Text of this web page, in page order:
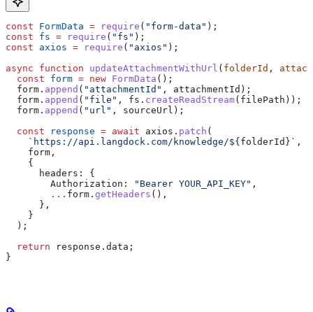
const FormData = require ( "form-data" );
const fs = require ( "fs" );
const axios = require ( "axios" );
async function updateAttachmentWithUrl ( folderId ,
  const
form = new FormData ();
  form
. append ( "attachmentId" , attachmentId );
  form
. append ( "file" , fs . createReadStream( filePath ));
  form
. append ( "url" , sourceUrl );
  const
response = await axios . patch (
    `https://api.langdock.com/knowledge/
${ folderId } ` ,
    form
,
    {
      headers:
{
        Authorization:
"Bearer YOUR_API_KEY" ,
        ...
form . getHeaders (),
      },
    }
  );
  return
response . data ;
}